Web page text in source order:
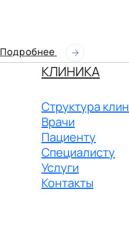
Подробнее
КЛИНИКА
Структура
Врачи
Пациенту
Специалисту
Услуги
Контакты